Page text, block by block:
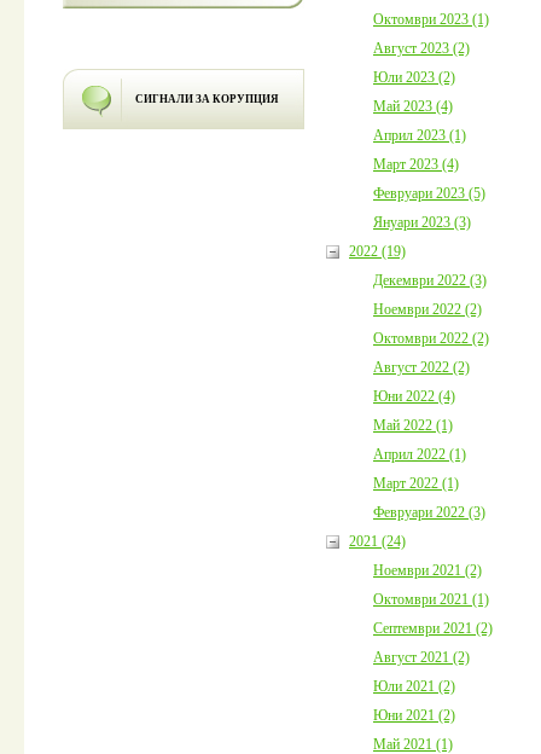
СИГНАЛИ ЗА КОРУПЦИЯ
Октомври 2023 (1)
Август 2023 (2)
Юли 2023 (2)
Май 2023 (4)
Април 2023 (1)
Март 2023 (4)
Февруари 2023 (5)
Януари 2023 (3)
2022 (19)
Декември 2022 (3)
Ноември 2022 (2)
Октомври 2022 (2)
Август 2022 (2)
Юни 2022 (4)
Май 2022 (1)
Април 2022 (1)
Март 2022 (1)
Февруари 2022 (3)
2021 (24)
Ноември 2021 (2)
Октомври 2021 (1)
Септември 2021 (2)
Август 2021 (2)
Юли 2021 (2)
Юни 2021 (2)
Май 2021 (1)